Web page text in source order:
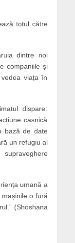
totul către
dintre noi
companiile și
viața în
dispare:
casnică
bază de date
un refugiu al
umană a
o fură
(Shoshana